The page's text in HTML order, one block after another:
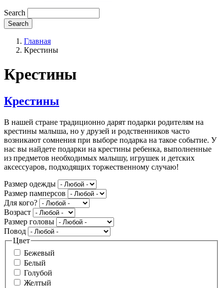
Search
Главная
Крестины
Крестины
Крестины
В нашей стране традиционно дарят подарки родителям на
крестины малыша, но у друзей и родственников часто
возникают сомнения при выборе подарка на такое событие. У
нас вы найдете подарки на крестины ребенка, выполненные
из предметов необходимых малышу, игрушек и детских
аксессуаров, подходящих торжественному случаю!
Размер одежды
Размер памперсов
Для кого?
Возраст
Размер головы
Повод
Цвет
Бежевый
Белый
Голубой
Желтый